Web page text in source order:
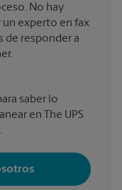
No hay
un experto en fax
de responder a
saber lo
en The UPS